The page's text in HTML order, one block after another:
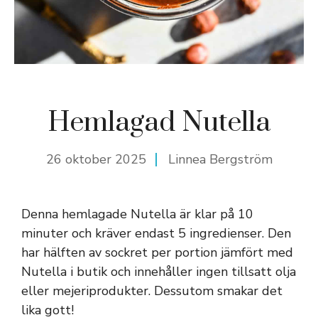
Hemlagad Nutella
26 oktober 2025 Linnea Bergström
Denna hemlagade Nutella är klar på 10
minuter och kräver endast 5 ingredienser. Den
har hälften av sockret per portion jämfört med
Nutella i butik och innehåller ingen tillsatt olja
eller mejeriprodukter. Dessutom smakar det
lika gott!